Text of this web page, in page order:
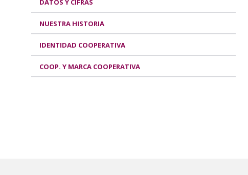
DATOS Y CIFRAS
NUESTRA HISTORIA
IDENTIDAD COOPERATIVA
COOP. Y MARCA COOPERATIVA